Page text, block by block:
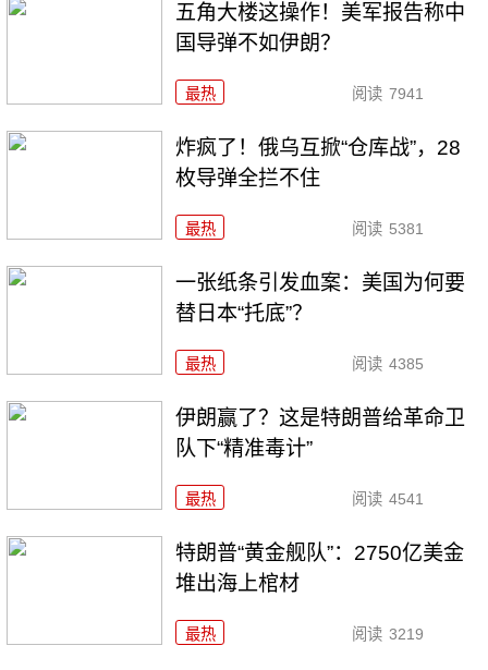
五角大楼这操作！美军报告称中
国导弹不如伊朗？
最热 阅读 7941
炸疯了！俄乌互掀“仓库战”，28
枚导弹全拦不住
最热 阅读 5381
一张纸条引发血案：美国为何要
替日本“托底”？
最热 阅读 4385
伊朗赢了？这是特朗普给革命卫
队下“精准毒计”
最热 阅读 4541
特朗普“黄金舰队”：2750亿美金
堆出海上棺材
最热 阅读 3219